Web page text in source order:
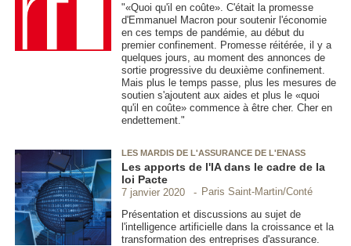
"«Quoi qu'il en coûte». C'était la promesse
d'Emmanuel Macron pour soutenir l'économie
en ces temps de pandémie, au début du
premier confinement. Promesse réitérée, il y a
quelques jours, au moment des annonces de
sortie progressive du deuxième confinement.
Mais plus le temps passe, plus les mesures de
soutien s'ajoutent aux aides et plus le «quoi
qu'il en coûte» commence à être cher. Cher en
endettement."
LES MARDIS DE L'ASSURANCE DE L'ENASS
Les apports de l'IA dans le cadre de la
loi Pacte
7 janvier 2020
Paris Saint-Martin/Conté
Présentation et discussions au sujet de
l'intelligence artificielle dans la croissance et la
transformation des entreprises d'assurance.